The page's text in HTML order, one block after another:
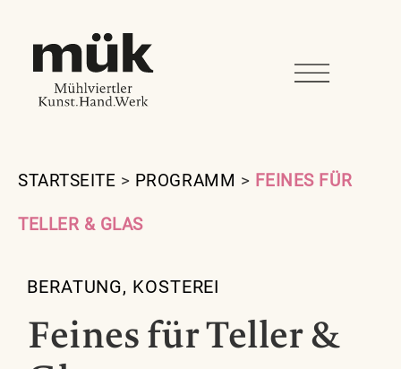
STARTSEITE > PROGRAMM > FEINES FÜR
TELLER & GLAS
BERATUNG, KOSTEREI
Feines für Teller &